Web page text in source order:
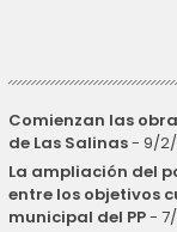
Comienzan las
de Las Salinas- 9/2/
La ampliación del
entre los objetivos
municipal del PP- 7/